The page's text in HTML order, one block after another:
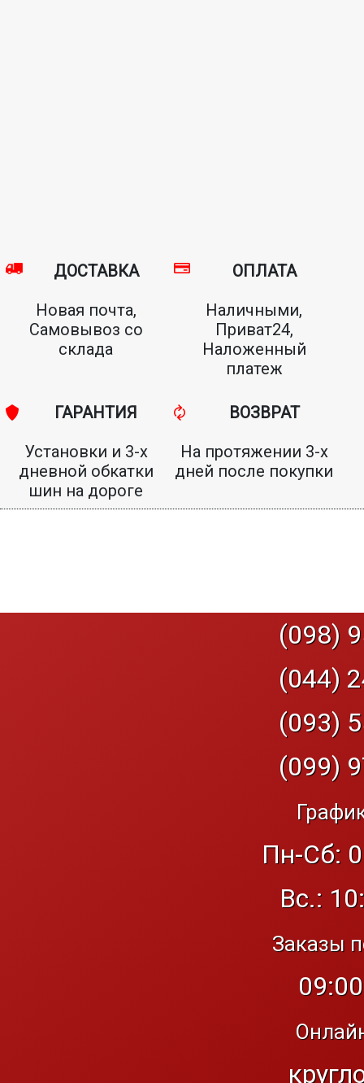
ДОСТАВКА
Новая почта,
Самовывоз со
склада
ОПЛАТА
Наличными,
Приват24,
Наложенный
платеж
ГАРАНТИЯ
Установки и 3-х
дневной обкатки
шин на дороге
ВОЗВРАТ
На протяжении 3-х
дней после покупки
(098)
(044)
(093)
(099)
Пн-Сб:
Вс.:
Заказы